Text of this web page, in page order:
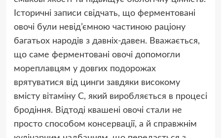
Історичні записи свідчать, що ферментовані
овочі були невід’ємною частиною раціону
багатьох народів з давніх-давен. Вважається,
що саме ферментовані овочі допомогли
мореплавцям у довгих подорожах
врятуватися від цинги завдяки високому
вмісту вітаміну С, який виробляється в процесі
бродіння. Відтоді квашені овочі стали не
просто способом консервації, а й справжнім